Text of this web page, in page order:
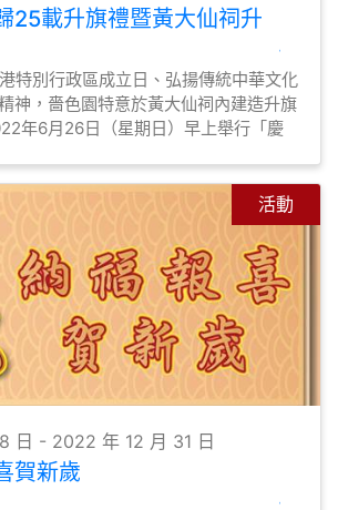
25載升旗禮暨黃大仙祠升
特別行政區成立日、弘揚傳統中華文化
神，嗇色園特意於黃大仙祠內建造升旗
年6月26日（星期日）早上舉行「慶
活動
日 - 2022 年 12 月 31 日
賀新歲